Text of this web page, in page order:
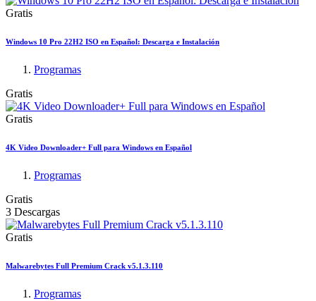
Gratis
Windows 10 Pro 22H2 ISO en Español: Descarga e Instalación
Programas
Gratis
Gratis
4K Video Downloader+ Full para Windows en Español
Programas
Gratis
3 Descargas
Gratis
Malwarebytes Full Premium Crack v5.1.3.110
Programas